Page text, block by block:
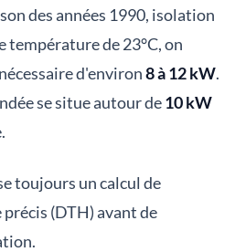
des années 1990, isolation
température de 23°C, on
d'environ8 à 12 kW.
se situe autour de10 kW
toujours un calcul de
(DTH) avant de